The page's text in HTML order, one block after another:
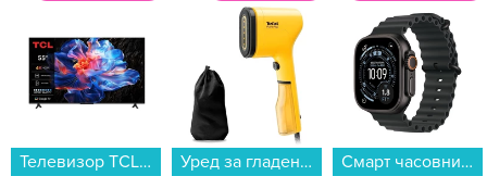
Телевизор TCL 55V6C , 139 см, 3840x2160 UHD-4K , 55 inch, Android , LED , Smart TV... Уред за гладене с пара Tefal DT2026E1... Смарт часовник Apple Watch Ultra 3 49mm Black/Black Ocean Band mf0j4 , 1.98...